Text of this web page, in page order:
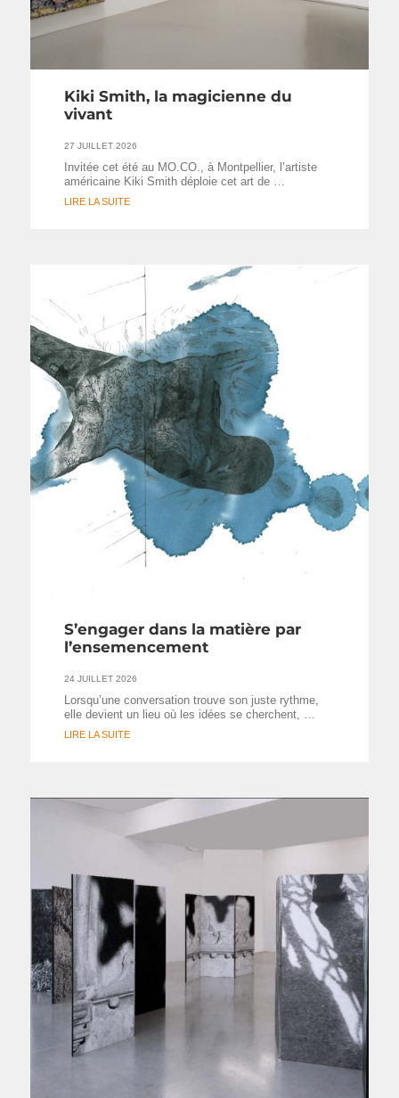
Kiki Smith, la magicienne du
vivant
27 JUILLET 2026
Invitée cet été au MO.CO., à Montpellier, l’artiste
américaine Kiki Smith déploie cet art de …
LIRE LA SUITE
S’engager dans la matière par
l’ensemencement
24 JUILLET 2026
Lorsqu’une conversation trouve son juste rythme,
elle devient un lieu où les idées se cherchent, …
LIRE LA SUITE